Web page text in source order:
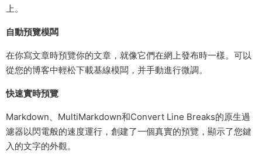
上。
自動預覽模闆
在你寫文章時預覽你的文章，就像它們在網上發布時一樣。可以
從您的博客中輕松下載基線模闆，并手動進行微調。
快速實時預覽
Markdown、MultiMarkdown和Convert Line Breaks的原生過
濾器以閃電般的速度運行，創建了一個真實的預覽，顯示了您鍵
入的文字的外觀。